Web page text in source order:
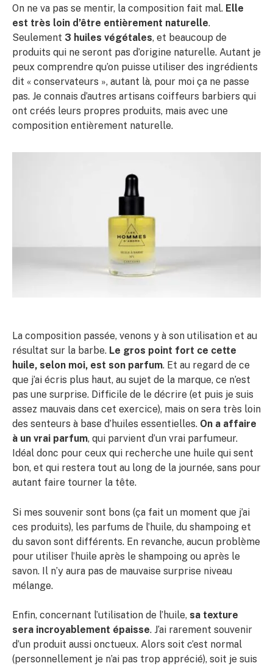
On ne va pas se mentir, la composition fait mal. Elle
est très loin d’être entièrement naturelle.
Seulement 3 huiles végétales, et beaucoup de
produits qui ne seront pas d’origine naturelle. Autant je
peux comprendre qu’on puisse utiliser des ingrédients
dit « conservateurs », autant là, pour moi ça ne passe
pas. Je connais d’autres artisans coiffeurs barbiers qui
ont créés leurs propres produits, mais avec une
composition entièrement naturelle.
La composition passée, venons y à son utilisation et au
résultat sur la barbe. Le gros point fort ce cette
huile, selon moi, est son parfum. Et au regard de ce
que j’ai écris plus haut, au sujet de la marque, ce n’est
pas une surprise. Difficile de le décrire (et puis je suis
assez mauvais dans cet exercice), mais on sera très loin
des senteurs à base d’huiles essentielles. On a affaire
à un vrai parfum, qui parvient d’un vrai parfumeur.
Idéal donc pour ceux qui recherche une huile qui sent
bon, et qui restera tout au long de la journée, sans pour
autant faire tourner la tête.
Si mes souvenir sont bons (ça fait un moment que j’ai
ces produits), les parfums de l’huile, du shampoing et
du savon sont différents. En revanche, aucun problème
pour utiliser l’huile après le shampoing ou après le
savon. Il n’y aura pas de mauvaise surprise niveau
mélange.
Enfin, concernant l’utilisation de l’huile, sa texture
sera incroyablement épaisse. J’ai rarement souvenir
d’un produit aussi onctueux. Alors soit c’est normal
(personnellement je n’ai pas trop apprécié), soit je suis